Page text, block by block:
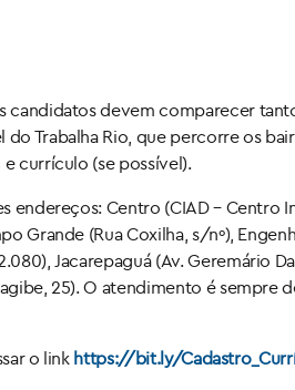
devem comparecer
Trabalha Rio, que percorre os
currículo (se possível).
endereços: Centro (CIAD – Centro
Grande (Rua Coxilha, s/nº),
Jacarepaguá (Av. Geremário
25). O atendimento é sempre
o linkhttps://bit.ly/